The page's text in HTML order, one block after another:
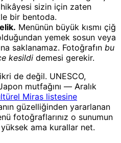
sizin için zaten
bir bentoda.
Menünün büyük kısmı çiğ
yemek sosun veya
saklanamaz. Fotoğrafın bu
kesildi demesi gerekir.
de değil. UNESCO,
mutfağını — Aralık
Miras listesine
güzelliğinden yararlanan
fotoğraflarınız o sunumun
ama kurallar net.